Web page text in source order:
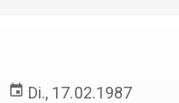
event Di., 17.02.1987